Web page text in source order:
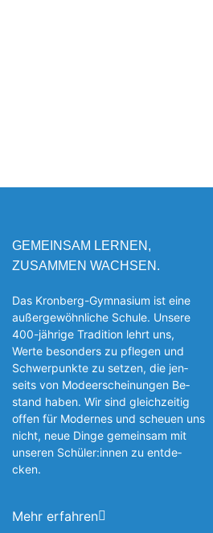
GEMEINSAM LERNEN,
ZUSAMMEN WACHSEN.
Das Kronberg-Gymnasium ist eine
außergewöhnliche Schule. Unsere
400-jährige Tradition lehrt uns,
Werte besonders zu pflegen und
Schwerpunkte zu setzen, die jen­
seits von Modeerscheinungen Be­
stand haben. Wir sind gleichzeitig
offen für Modernes und scheuen uns
nicht, neue Dinge gemeinsam mit
unseren Schüler:innen zu entde­
cken.
Mehr erfahren